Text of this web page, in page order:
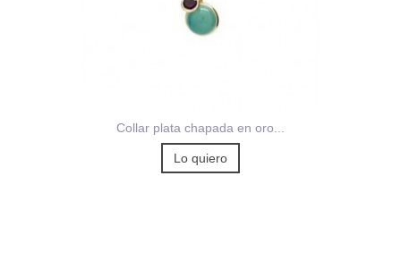
Collar plata chapada en oro...
Lo quiero